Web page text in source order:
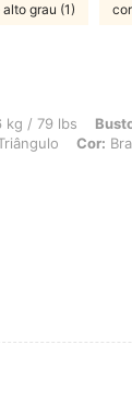
grau (1)
93 cm / 37
kg / 79 lbs
Cor: